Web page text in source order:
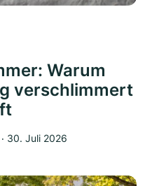
Warum
verschlimmert
‧ 30. Juli 2026